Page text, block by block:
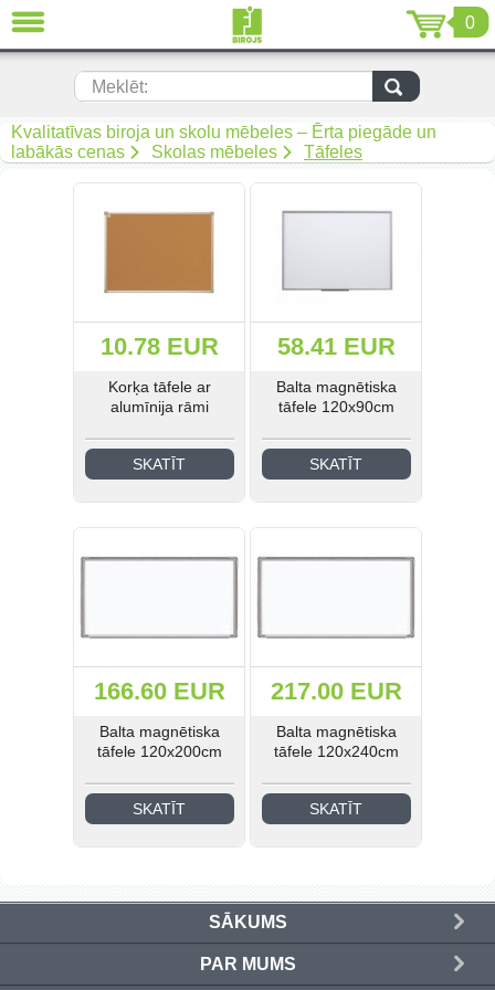
0
Meklēt:
Kvalitatīvas biroja un skolu mēbeles – Ērta piegāde un
labākās cenas
Skolas mēbeles Tāfeles
10.78 EUR
Korķa tāfele ar
alumīnija rāmi
SKATĪT
58.41 EUR
Balta magnētiska
tāfele 120x90cm
SKATĪT
166.60 EUR
Balta magnētiska
tāfele 120x200cm
SKATĪT
217.00 EUR
Balta magnētiska
tāfele 120x240cm
SKATĪT
SĀKUMS
PAR MUMS
AIZVĒRT
EN RU
Biroja mēbeles (299)
Biroja metāla mēbeles (92)
Arhīvam un noliktavai (50)
Metāla mēbeles mantu
Skolas mēbeles (185)
Bērnudārza mēbeles (42)
Guļamistabas mēbeles (31)
EIS Katalogs (193)